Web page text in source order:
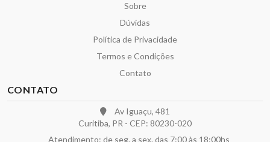
Sobre
Dúvidas
Política de Privacidade
Termos e Condições
Contato
CONTATO
Av Iguaçu, 481
Curitiba, PR - CEP: 80230-020
Atendimento: de seg. a sex. das 7:00 às 18:00hs